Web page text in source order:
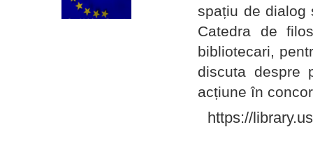
spațiu de dialog
Catedra de
bibliotecari,
discuta despre
acțiune în
https://